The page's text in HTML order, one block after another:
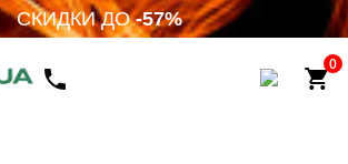
СКИДКИ ДО-57%
0